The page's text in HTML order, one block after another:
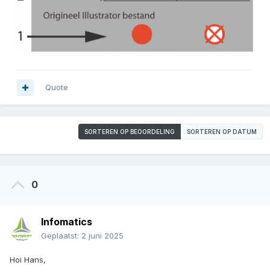
Quote
SORTEREN OP BEOORDELING SORTEREN OP DATUM
0
Infomatics
Geplaatst: 2 juni 2025
Hoi Hans,